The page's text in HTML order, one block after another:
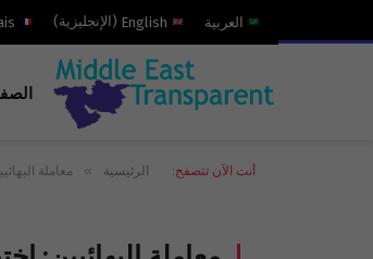
العربية English
( الإنجليزية)
أنت الآن تتصفح: الرئيسية » معاملة